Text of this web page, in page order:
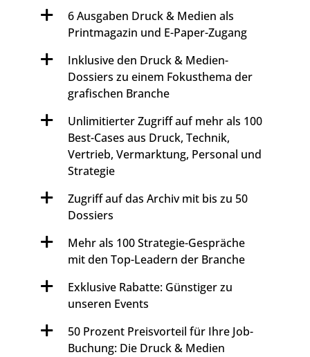
6 Ausgaben Druck & Medien als
Printmagazin und E-Paper-Zugang
Inklusive den Druck & Medien-
Dossiers zu einem Fokusthema der
grafischen Branche
Unlimitierter Zugriff auf mehr als 100
Best-Cases aus Druck, Technik,
Vertrieb, Vermarktung, Personal und
Strategie
Zugriff auf das Archiv mit bis zu 50
Dossiers
Mehr als 100 Strategie-Gespräche
mit den Top-Leadern der Branche
Exklusive Rabatte: Günstiger zu
unseren Events
50 Prozent Preisvorteil für Ihre Job-
Buchung: Die Druck & Medien